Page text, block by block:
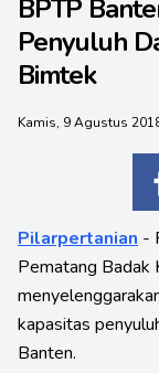
BPTP
Penyuluh
Bimtek
Kamis, 9 Agustus
Pilarpertanian -
Pematang Badak
kapasitas
Banten.